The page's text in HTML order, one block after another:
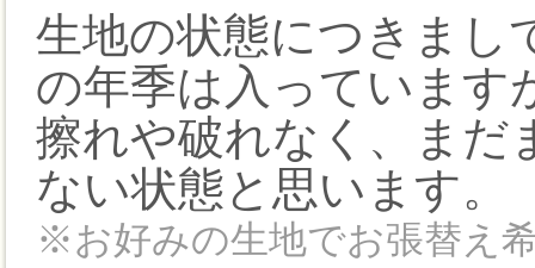
生地の状態につきまし
の年季は入っています
擦れや破れなく、まだ
ない状態と思います。
※お好みの生地でお張替え